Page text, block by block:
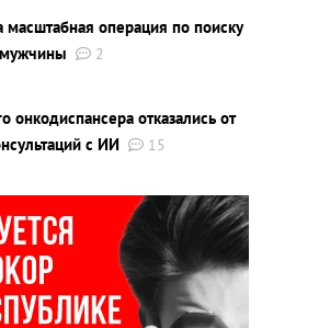
масштабная операция по поиску
2
онкодиспансера отказались от
с ИИ
15